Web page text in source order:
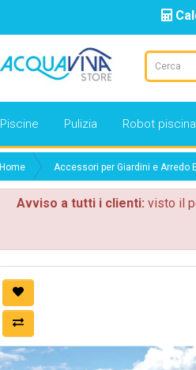
Piscine Pulizia Robot piscina
Home Accessori per Giardini e Arredo
Avviso a tutti i clienti: visto il